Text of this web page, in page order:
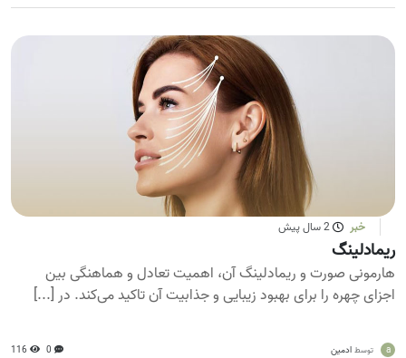
خبر 2 سال پیش
ریمادلینگ
هارمونی صورت و ریمادلینگ آن، اهمیت تعادل و هماهنگی بین
اجزای چهره را برای بهبود زیبایی و جذابیت آن تاکید می‌کند. در [...]
a توسط ادمین 0
116